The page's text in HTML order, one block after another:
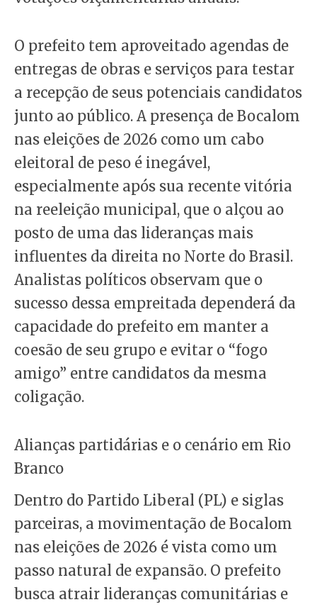
O prefeito tem aproveitado agendas de
entregas de obras e serviços para testar
a recepção de seus potenciais candidatos
junto ao público. A presença de Bocalom
nas eleições de 2026 como um cabo
eleitoral de peso é inegável,
especialmente após sua recente vitória
na reeleição municipal, que o alçou ao
posto de uma das lideranças mais
influentes da direita no Norte do Brasil.
Analistas políticos observam que o
sucesso dessa empreitada dependerá da
capacidade do prefeito em manter a
coesão de seu grupo e evitar o “fogo
amigo” entre candidatos da mesma
coligação.
Alianças partidárias e o cenário em Rio
Branco
Dentro do Partido Liberal (PL) e siglas
parceiras, a movimentação de Bocalom
nas eleições de 2026 é vista como um
passo natural de expansão. O prefeito
busca atrair lideranças comunitárias e